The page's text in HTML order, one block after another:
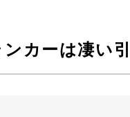
ンカーは凄い